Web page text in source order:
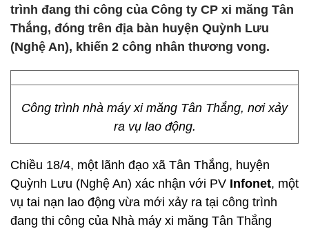
trình đang thi công của Công ty CP xi măng Tân
Thắng, đóng trên địa bàn huyện Quỳnh Lưu
(Nghệ An), khiến 2 công nhân thương vong.
Công trình nhà máy xi măng Tân Thắng, nơi xảy
ra vụ lao động.
Chiều 18/4, một lãnh đạo xã Tân Thắng, huyện
Quỳnh Lưu (Nghệ An) xác nhận với PV Infonet, một
vụ tai nạn lao động vừa mới xảy ra tại công trình
đang thi công của Nhà máy xi măng Tân Thắng